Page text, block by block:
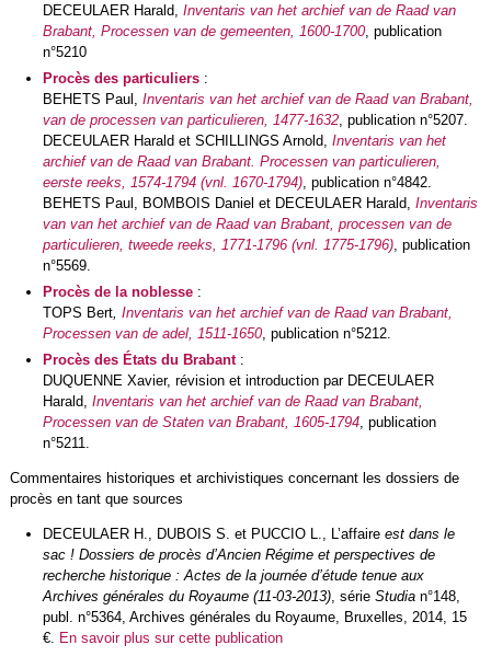
DECEULAER Harald, Inventaris van het archief van de Raad van
Brabant, Processen van de gemeenten, 1600-1700, publication
n°5210
Procès des particuliers :
BEHETS Paul, Inventaris van het archief van de Raad van Brabant,
van de processen van particulieren, 1477-1632, publication n°5207.
DECEULAER Harald et SCHILLINGS Arnold, Inventaris van het
archief van de Raad van Brabant. Processen van particulieren,
eerste reeks, 1574-1794 (vnl. 1670-1794), publication n°4842.
BEHETS Paul, BOMBOIS Daniel et DECEULAER Harald, Inventaris
van van het archief van de Raad van Brabant, processen van de
particulieren, tweede reeks, 1771-1796 (vnl. 1775-1796), publication
n°5569.
Procès de la noblesse:
TOPS Bert, Inventaris van het archief van de Raad van Brabant,
Processen van de adel, 1511-1650, publication n°5212.
Procès des États du Brabant :
DUQUENNE Xavier, révision et introduction par DECEULAER
Harald, Inventaris van het archief van de Raad van Brabant,
Processen van de Staten van Brabant, 1605-1794, publication
n°5211.
Commentaires historiques et archivistiques concernant les dossiers de
procès en tant que sources
DECEULAER H., DUBOIS S. et PUCCIO L., L’affaire est dans le
sac ! Dossiers de procès d’Ancien Régime et perspectives de
recherche historique : Actes de la journée d’étude tenue aux
Archives générales du Royaume (11-03-2013), série Studia n°148,
publ. n°5364, Archives générales du Royaume, Bruxelles, 2014, 15
€.
En savoir plus sur cette publication